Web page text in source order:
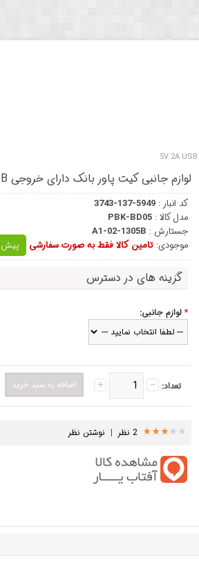
لوازم جانبی کیت پاور بانک دارای خروجی 5V 2A USB
کد انبار :3743-137-5949
مدل کالا :PBK-BD05
جستارش : A1-02-1305B
موجودی:تامین کالا فقط به صورت سفارشی
گزینه های در دسترس
* لوازم جانبی:
تعداد:
2 نظر | نوشتن نظر